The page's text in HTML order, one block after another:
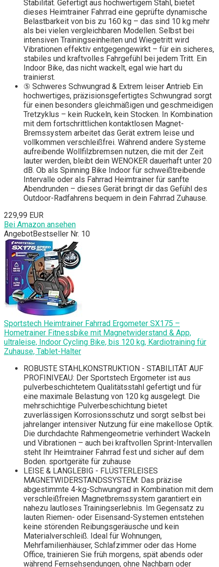
Stabilität. Gefertigt aus hochwertigem Stahl, bietet
dieses Heimtrainer Fahrrad eine geprüfte dynamische
Belastbarkeit von bis zu 160 kg – das sind 10 kg mehr
als bei vielen vergleichbaren Modellen. Selbst bei
intensiven Trainingseinheiten und Wiegetritt wird
Vibrationen effektiv entgegengewirkt – für ein sicheres,
stabiles und kraftvolles Fahrgefühl bei jedem Tritt. Ein
Indoor Bike, das nicht wackelt, egal wie hart du
trainierst.
⑤ Schweres Schwungrad & Extrem leiser Antrieb Ein
hochwertiges, präzisionsgefertigtes Schwungrad sorgt
für einen besonders gleichmäßigen und geschmeidigen
Tretzyklus – kein Ruckeln, kein Stocken. In Kombination
mit dem fortschrittlichen kontaktlosen Magnet-
Bremssystem arbeitet das Gerät extrem leise und
vollkommen verschleißfrei. Während andere Systeme
aufreibende Wollfilzbremsen nutzen, die mit der Zeit
lauter werden, bleibt dein WENOKER dauerhaft unter 20
dB. Ob als Spinning Bike Indoor für schweißtreibende
Intervalle oder als Fahrrad Heimtrainer für sanfte
Abendrunden – dieses Gerät bringt dir das Gefühl des
Outdoor-Radfahrens bequem in dein Fahrrad Zuhause.
229,99 EUR
Bei Amazon ansehen
AngebotBestseller Nr. 10
Sportstech Heimtrainer Fahrrad Ergometer SX175 –
Hometrainer Fitnessbike mit Magnetwiderstand & App,
ultraleise, Indoor Cycling Bike, bis 120 kg, Kardiotraining für
Zuhause, Tablet-Halter
ROBUSTE STAHLKONSTRUKTION - STABILITÄT AUF
PROFINIVEAU: Der Sportstech Ergometer ist aus
pulverbeschichtetem Qualitätsstahl gefertigt und für
eine maximale Belastung von 120 kg ausgelegt. Die
mehrschichtige Pulverbeschichtung bietet
zuverlässigen Korrosionsschutz und sorgt selbst bei
jahrelanger intensiver Nutzung für eine makellose Optik.
Die durchdachte Rahmengeometrie verhindert Wackeln
und Vibrationen – auch bei kraftvollen Sprint-Intervallen
steht Ihr Heimtrainer Fahrrad fest und sicher auf dem
Boden. sportgeräte für zuhause
LEISE & LANGLEBIG - FLÜSTERLEISES
MAGNETWIDERSTANDSSYSTEM: Das präzise
abgestimmte 4-kg-Schwungrad in Kombination mit dem
verschleißfreien Magnetbremssystem garantiert ein
nahezu lautloses Trainingserlebnis. Im Gegensatz zu
lauten Riemen- oder Eisensand-Systemen entstehen
keine störenden Reibungsgeräusche und kein
Materialverschleiß. Ideal für Wohnungen,
Mehrfamilienhäuser, Schlafzimmer oder das Home
Office, trainieren Sie früh morgens, spät abends oder
während Fernsehsendungen, ohne Nachbarn oder